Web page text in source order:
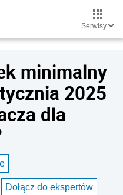
Serwisy
minimalny
2025
dla
Dołącz do ekspertów